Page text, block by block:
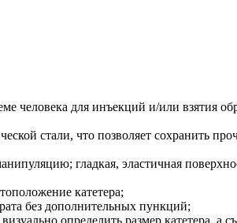
человека для инъекций и/или взятия
стали, что позволяет сохранить
гладкая, эластичная
катетера;
без дополнительных пункций;
определить размер катетера, а